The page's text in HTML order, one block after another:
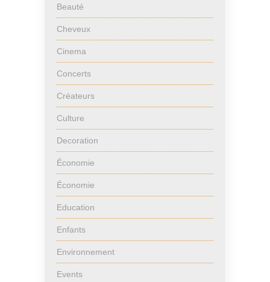
Beauté
Cheveux
Cinema
Concerts
Créateurs
Culture
Decoration
Économie
Économie
Education
Enfants
Environnement
Events